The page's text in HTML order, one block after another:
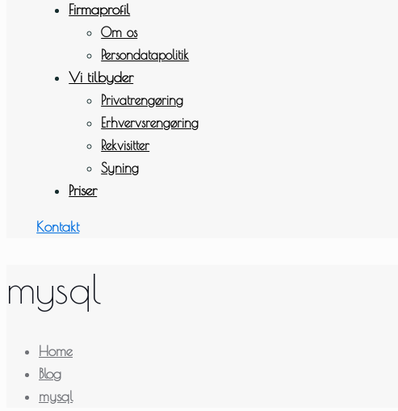
Firmaprofil
Om os
Persondatapolitik
Vi tilbyder
Privatrengøring
Erhvervsrengøring
Rekvisitter
Syning
Priser
Kontakt
mysql
Home
Blog
mysql